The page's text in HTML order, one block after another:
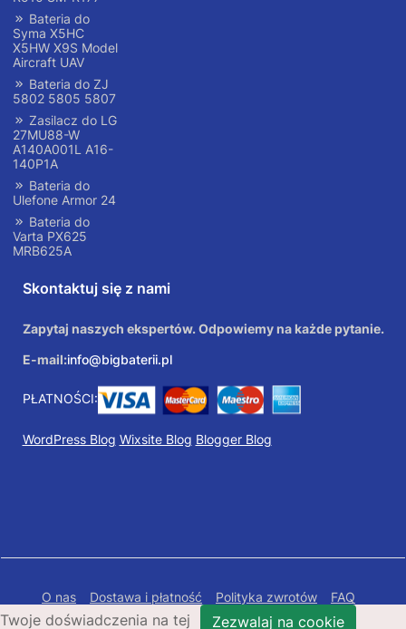
Bateria do
Syma X5HC
X5HW X9S Model
Aircraft UAV
Bateria do ZJ
5802 5805 5807
Zasilacz do LG
27MU88-W
A140A001L A16-
140P1A
Bateria do
Ulefone Armor 24
Bateria do
Varta PX625
MRB625A
Skontaktuj się z nami
Zapytaj naszych ekspertów. Odpowiemy na każde pytanie.
E-mail:info@bigbaterii.pl
PŁATNOŚCI:
WordPress Blog Wixsite Blog Blogger Blog
O nas Dostawa i płatność Polityka zwrotów
FAQ
Polityka prywatności
Mapa Strony
Twoje doświadczenia na tej Zezwalaj na cookie